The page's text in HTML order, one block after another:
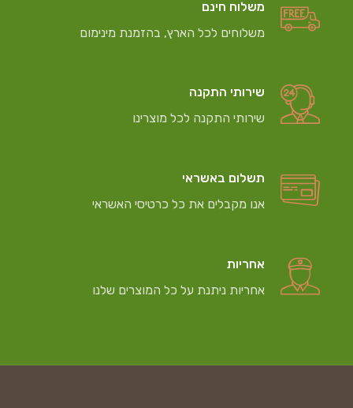
משלוח חינם
משלוחים לכל הארץ, בהזמנת מינימום
שירותי התקנה
שירותי התקנה לכל מוצרינו
תשלום באשראי
אנו מקבלים את כל כרטיסי האשראי
אחריות
אחריות ניתנת על כל המוצרים שלנו